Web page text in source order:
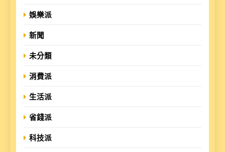
娛樂派
新聞
未分類
消費派
生活派
省錢派
科技派